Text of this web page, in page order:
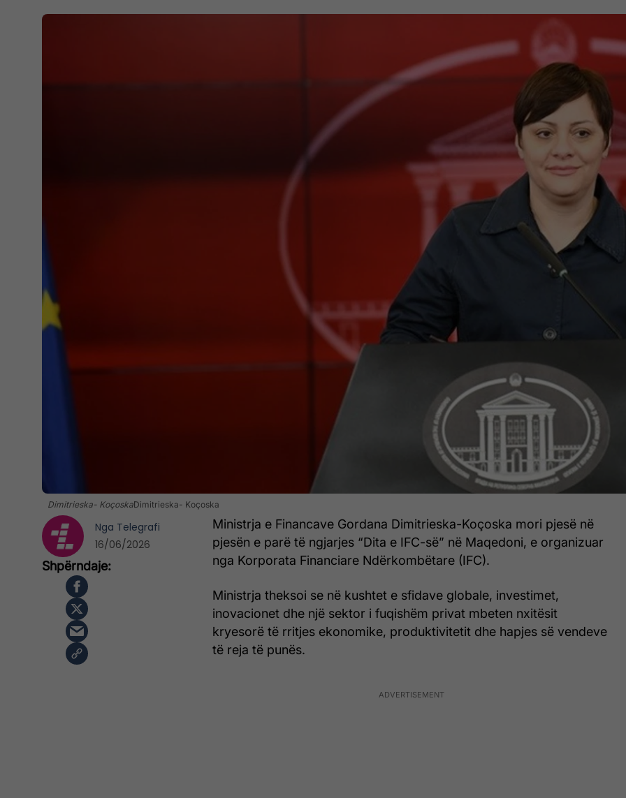
Dimitrieska- KoçoskaDimitrieska- Koçoska
Ministrja e Financave Gordana Dimitrieska-Koçoska mori pjesë në
pjesën e parë të ngjarjes “Dita e IFC-së” në Maqedoni, e organizuar
nga Korporata Financiare Ndërkombëtare (IFC).
Ministrja theksoi se në kushtet e sfidave globale, investimet,
inovacionet dhe një sektor i fuqishëm privat mbeten nxitësit
kryesorë të rritjes ekonomike, produktivitetit dhe hapjes së vendeve
të reja të punës.
Nga Telegrafi
16/06/2026